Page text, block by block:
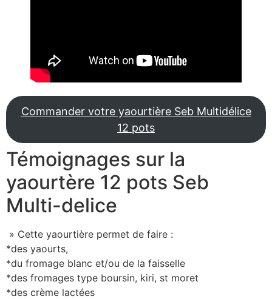
Commander votre yaourtière Seb Multidélice
12 pots
Témoignages sur la
yaourtère 12 pots Seb
Multi-delice
» Cette yaourtière permet de faire :
*des yaourts,
*du fromage blanc et/ou de la faisselle
*des fromages type boursin, kiri, st moret
*des crème lactées